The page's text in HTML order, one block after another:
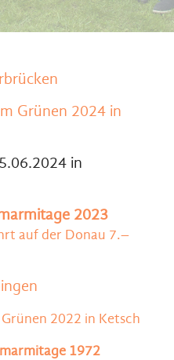
Grünen 2024 in
in
2023
auf der Donau 7.–
2022 in Ketsch
1972